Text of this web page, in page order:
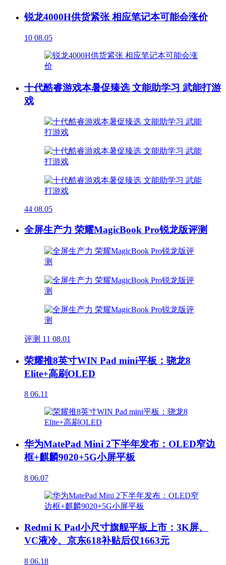
锐龙4000H供货紧张 相应笔记本可能会涨价
10 08.05
十代酷睿游戏本暑促臻选 文能助学习 武能打游
戏
44 08.05
全屏生产力 荣耀MagicBook Pro锐龙版评测
评测 11 08.01
荣耀推8英寸WIN Pad mini平板：骁龙8
Elite+高刷OLED
8 06.11
华为MatePad Mini 2下半年发布：OLED窄边
框+麒麟9020+5G小屏平板
8 06.07
Redmi K Pad小尺寸旗舰平板上市：3K屏、
VC液冷、京东618补贴后仅1663元
8 06.18